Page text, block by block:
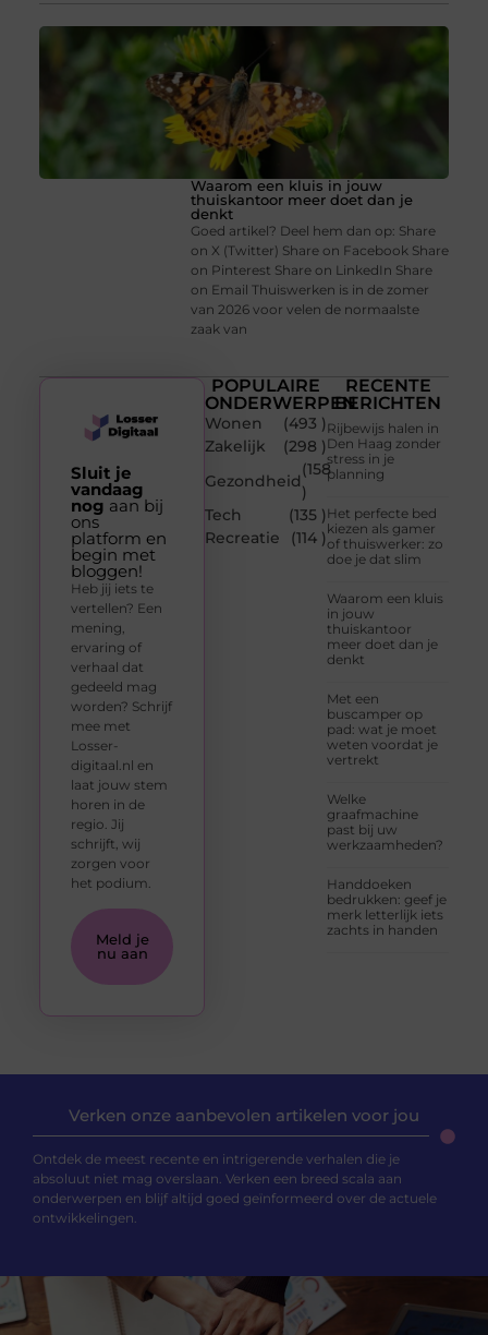
Waarom een kluis in jouw
thuiskantoor meer doet dan je
denkt
Goed artikel? Deel hem dan op: Share
on X (Twitter) Share on Facebook Share
on Pinterest Share on LinkedIn Share
on Email Thuiswerken is in de zomer
van 2026 voor velen de normaalste
zaak van
POPULAIRE
ONDERWERPEN
Wonen
(493 )
Zakelijk
(298 )
Gezondheid
(158
)
Tech
(135 )
Recreatie
(114 )
RECENTE
BERICHTEN
Rijbewijs halen in
Den Haag zonder
stress in je
planning
Het perfecte bed
kiezen als gamer
of thuiswerker: zo
doe je dat slim
Waarom een kluis
in jouw
thuiskantoor
meer doet dan je
denkt
Met een
buscamper op
pad: wat je moet
weten voordat je
vertrekt
Welke
graafmachine
past bij uw
werkzaamheden?
Handdoeken
bedrukken: geef je
merk letterlijk iets
zachts in handen
Sluit je
vandaag
nog aan bij
ons
platform en
begin met
bloggen!
Heb jij iets te
vertellen? Een
mening,
ervaring of
verhaal dat
gedeeld mag
worden? Schrijf
mee met
Losser-
digitaal.nl en
laat jouw stem
horen in de
regio. Jij
schrijft, wij
zorgen voor
het podium.
Meld je
nu aan
Verken onze aanbevolen artikelen voor jou
Ontdek de meest recente en intrigerende verhalen die je
absoluut niet mag overslaan. Verken een breed scala aan
onderwerpen en blijf altijd goed geïnformeerd over de actuele
ontwikkelingen.